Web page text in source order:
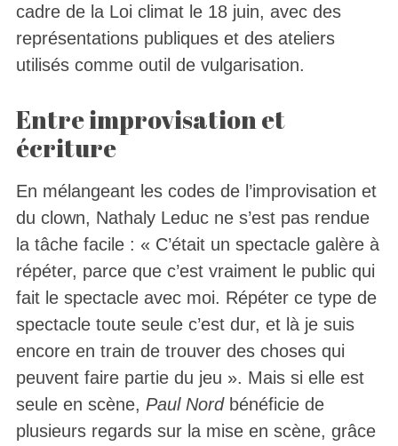
cadre de la Loi climat le 18 juin, avec des
représentations publiques et des ateliers
utilisés comme outil de vulgarisation.
Entre improvisation et
écriture
En mélangeant les codes de l’improvisation et
du clown, Nathaly Leduc ne s’est pas rendue
la tâche facile : « C’était un spectacle galère à
répéter, parce que c’est vraiment le public qui
fait le spectacle avec moi. Répéter ce type de
spectacle toute seule c’est dur, et là je suis
encore en train de trouver des choses qui
peuvent faire partie du jeu ». Mais si elle est
seule en scène, Paul Nordbénéficie de
plusieurs regards sur la mise en scène, grâce